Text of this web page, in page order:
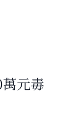
元毒